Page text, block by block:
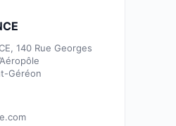
140 Rue Georges
Géréon